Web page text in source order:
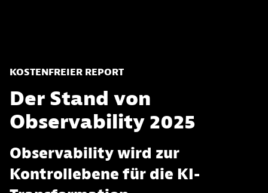
KOSTENFREIER REPORT
Der Stand von
Observability 2025
Observability wird zur
Kontrollebene für die KI-